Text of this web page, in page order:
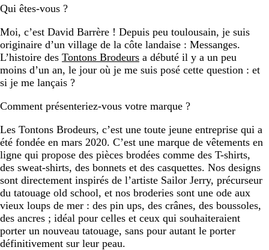
Qui êtes-vous ?
Moi, c’est David Barrère ! Depuis peu toulousain, je suis
originaire d’un village de la côte landaise : Messanges.
L’histoire des Tontons Brodeurs a débuté il y a un peu
moins d’un an, le jour où je me suis posé cette question : et
si je me lançais ?
Comment présenteriez-vous votre marque ?
Les Tontons Brodeurs, c’est une toute jeune entreprise qui a
été fondée en mars 2020. C’est une marque de vêtements en
ligne qui propose des pièces brodées comme des T-shirts,
des sweat-shirts, des bonnets et des casquettes. Nos designs
sont directement inspirés de l’artiste Sailor Jerry, précurseur
du tatouage old school, et nos broderies sont une ode aux
vieux loups de mer : des pin ups, des crânes, des boussoles,
des ancres ; idéal pour celles et ceux qui souhaiteraient
porter un nouveau tatouage, sans pour autant le porter
définitivement sur leur peau.